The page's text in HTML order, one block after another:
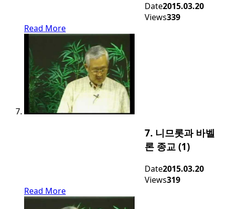
Date2015.03.20
Views339
Read More
7. 니므롯과 바벨
론 종교 (1)
Date2015.03.20
Views319
Read More